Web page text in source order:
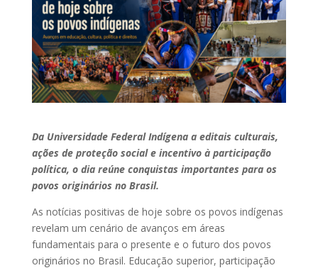
Da Universidade Federal Indígena a editais culturais,
ações de proteção social e incentivo à participação
política, o dia reúne conquistas importantes para os
povos originários no Brasil.
As notícias positivas de hoje sobre os povos indígenas
revelam um cenário de avanços em áreas
fundamentais para o presente e o futuro dos povos
originários no Brasil. Educação superior, participação